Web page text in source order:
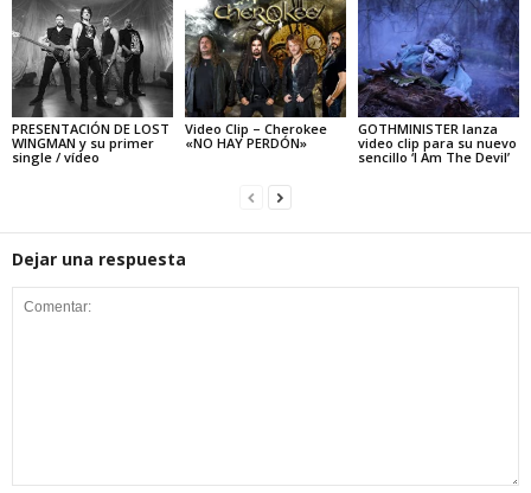
PRESENTACIÓN DE LOST
WINGMAN y su primer
single / vídeo
Video Clip – Cherokee
«NO HAY PERDÓN»
GOTHMINISTER lanza
video clip para su nuevo
sencillo ‘I Am The Devil’
Dejar una respuesta